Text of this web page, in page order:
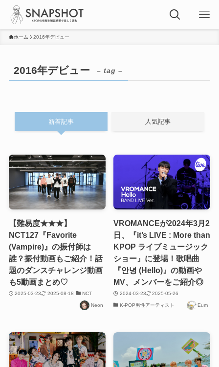
ホーム 2016年デビュー
2016年デビュー – tag –
新着記事 人気記事
【難易度★★★】
NCT127『Favorite
(Vampire)』の振付師は
誰？振付動画もご紹介！話
題のダンスチャレンジ動画
も5動画まとめ♡
2025-03-23 2025-08-18 NCT
Neon
VROMANCEが2024年3月2
日、『it’s LIVE : More than
KPOP ライブミュージック
ショー』に登場！歌唱曲
『안녕 (Hello)』の動画や
MV、メンバーをご紹介◎
2024-03-23 2025-05-26
K-POP男性アーティスト Eum